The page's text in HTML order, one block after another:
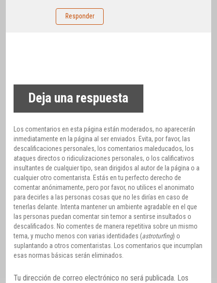
Responder
Deja una respuesta
Los comentarios en esta página están moderados, no aparecerán
inmediatamente en la página al ser enviados. Evita, por favor, las
descalificaciones personales, los comentarios maleducados, los
ataques directos o ridiculizaciones personales, o los calificativos
insultantes de cualquier tipo, sean dirigidos al autor de la página o a
cualquier otro comentarista. Estás en tu perfecto derecho de
comentar anónimamente, pero por favor, no utilices el anonimato
para decirles a las personas cosas que no les dirías en caso de
tenerlas delante. Intenta mantener un ambiente agradable en el que
las personas puedan comentar sin temor a sentirse insultados o
descalificados. No comentes de manera repetitiva sobre un mismo
tema, y mucho menos con varias identidades (astroturfing) o
suplantando a otros comentaristas. Los comentarios que incumplan
esas normas básicas serán eliminados.
Tu dirección de correo electrónico no será publicada. Los